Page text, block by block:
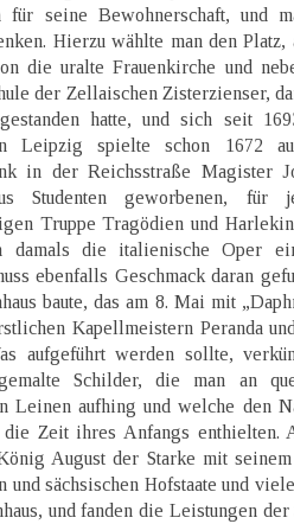
für seine Bewohnerschaft, und
Hierzu wählte man den
die uralte Frauenkirche und
der Zellaischen Zisterzienser,
hatte, und sich seit
Leipzig spielte schon 1672
in der Reichsstraße Magister
Studenten geworbenen, für
Truppe Tragödien und
damals die italienische Oper
ebenfalls Geschmack daran
baute, das am 8. Mai mit
Kapellmeistern Peranda
aufgeführt werden sollte,
Schilder, die man an
Leinen aufhing und welche den
die Zeit ihres Anfangs enthielten.
August der Starke mit
und sächsischen Hofstaate und
und fanden die Leistungen